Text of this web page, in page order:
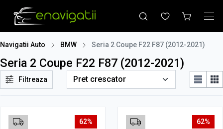
Navigatii Auto BMW Seria 2 Coupe F22 F87 (2012-2021)
Seria 2 Coupe F22 F87 (2012-2021)
Filtreaza
62% 62%